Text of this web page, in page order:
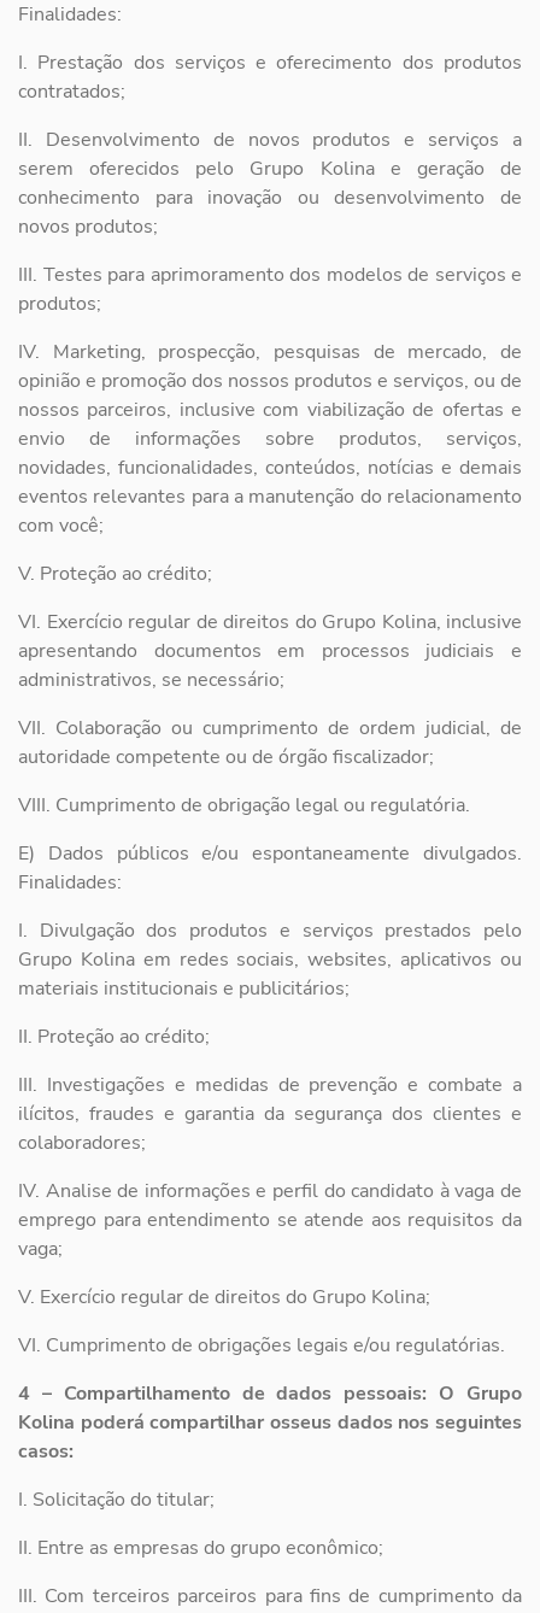
Finalidades:
I. Prestação dos serviços e oferecimento dos produtos
contratados;
II. Desenvolvimento de novos produtos e serviços a
serem oferecidos pelo Grupo Kolina e geração de
conhecimento para inovação oudesenvolvimento de
novos produtos;
III. Testes para aprimoramento dos modelos de serviços e
produtos;
IV. Marketing, prospecção, pesquisas de mercado, de
opinião e promoção dos nossos produtos e serviços, ou de
nossos parceiros, inclusive com viabilização de ofertas e
envio de informações sobre produtos, serviços,
novidades, funcionalidades, conteúdos, notícias e demais
eventos relevantes para a manutenção do relacionamento
com você;
V. Proteção ao crédito;
VI. Exercício regular de direitos do Grupo Kolina, inclusive
apresentando documentos em processos judiciais e
administrativos, se necessário;
VII. Colaboração ou cumprimento de ordem judicial, de
autoridade competente ou de órgão fiscalizador;
VIII. Cumprimento de obrigação legal ou regulatória.
E) Dados públicos e/ou espontaneamente divulgados.
Finalidades:
I. Divulgação dos produtos e serviços prestados pelo
Grupo Kolina em redes sociais, websites, aplicativos ou
materiais institucionais e publicitários;
II. Proteção ao crédito;
III. Investigações e medidas de prevenção e combate a
ilícitos, fraudes e garantia da segurança dos clientes e
colaboradores;
IV. Analise de informações e perfil do candidato à vaga de
emprego paraentendimento se atende aos requisitos da
vaga;
V. Exercício regular de direitos do Grupo Kolina;
VI. Cumprimento de obrigações legais e/ou regulatórias.
4 – Compartilhamento de dados pessoais: O Grupo
Kolina poderá compartilhar osseus dados nos seguintes
casos:
I. Solicitação do titular;
II. Entre as empresas do grupo econômico;
III. Com terceiros parceiros para fins de cumprimento da